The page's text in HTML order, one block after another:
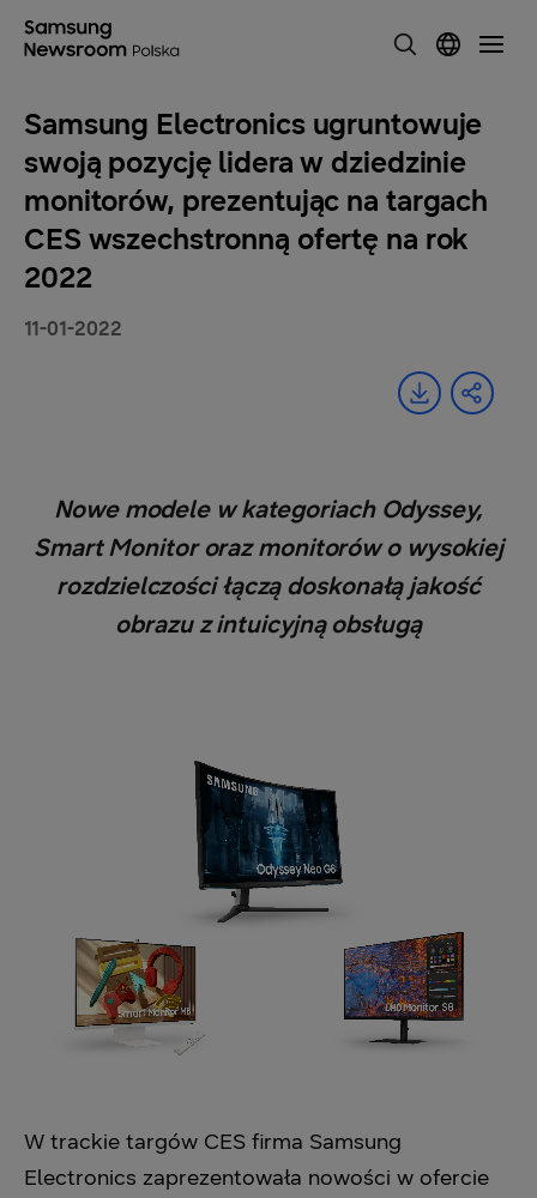
Samsung Electronics ugruntowuje
swoją pozycję lidera w dziedzinie
monitorów, prezentując na targach
CES wszechstronną ofertę na rok
2022
11-01-2022
Nowe modele w kategoriach Odyssey,
Smart Monitor oraz monitorów o wysokiej
rozdzielczości łączą doskonałą jakość
obrazu z intuicyjną obsługą
W trackie targów CES firma Samsung
Electronics zaprezentowała nowości w ofercie